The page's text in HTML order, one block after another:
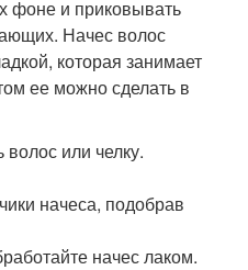
фоне и приковывать
Начес волос
которая занимает
ее можно сделать в
или челку.
начеса, подобрав
начес лаком.